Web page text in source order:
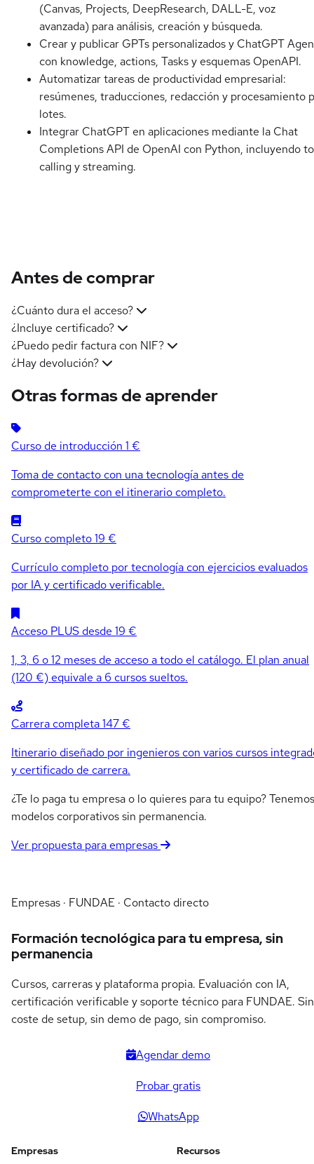
(Canvas, Projects, DeepResearch, DALL-E, voz
avanzada) para análisis, creación y búsqueda.
Crear y publicar GPTs personalizados y ChatGPT
con knowledge, actions, Tasks y esquemas OpenAPI.
Automatizar tareas de productividad empresarial:
resúmenes, traducciones, redacción y procesamiento
lotes.
Integrar ChatGPT en aplicaciones mediante la Chat
Completions API de OpenAI con Python, incluyendo
calling y streaming.
Antes de comprar
¿Cuánto dura el acceso?
¿Incluye certificado?
¿Puedo pedir factura con NIF?
¿Hay devolución?
Otras formas de aprender
Curso de introducción 1 €
Toma de contacto con una tecnología antes de
comprometerte con el itinerario completo.
Curso completo19 €
Currículo completo por tecnología con ejercicios evaluados
por IA y certificado verificable.
Acceso PLUS desde 19 €
1, 3, 6 o 12 meses de acceso a todo el catálogo. El plan anual
(120 €) equivale a 6 cursos sueltos.
Carrera completa147 €
Itinerario diseñado por ingenieros con varios cursos
y certificado de carrera.
¿Te lo paga tu empresa o lo quieres para tu equipo? Tenemos
modelos corporativos sin permanencia.
Ver propuesta para empresas
Empresas · FUNDAE · Contacto directo
Formación tecnológica para tu empresa, sin
permanencia
Cursos, carreras y plataforma propia. Evaluación con IA,
certificación verificable y soporte técnico para FUNDAE. Sin
coste de setup, sin demo de pago, sin compromiso.
Agendar demo
Probar gratis
WhatsApp
Empresas Recursos